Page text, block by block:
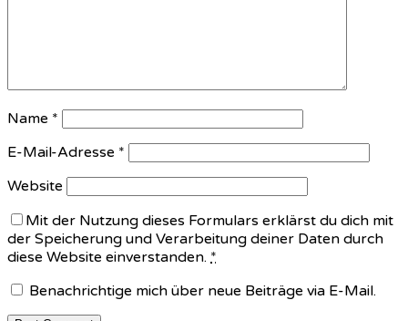
Name *
E-Mail-Adresse *
Website
Mit der Nutzung dieses Formulars erklärst du dich mit
der Speicherung und Verarbeitung deiner Daten durch
diese Website einverstanden. *
Benachrichtige mich über neue Beiträge via E-Mail.